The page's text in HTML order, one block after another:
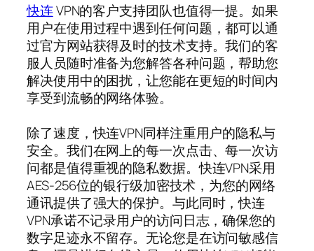
快连VPN的客户支持团队也值得一提。如果
用户在使用过程中遇到任何问题，都可以通
过官方网站获得及时的技术支持。我们的客
服人员随时准备为您解答各种问题，帮助您
解决使用中的困扰，让您能在更短的时间内
享受到流畅的网络体验。
除了速度，快连VPN同样注重用户的隐私与
安全。我们在网上的每一次点击、每一次访
问都是值得重视的隐私数据。快连VPN采用
AES-256位的银行级加密技术，为您的网络
通讯提供了强大的保护。与此同时，快连
VPN承诺不记录用户的访问日志，确保您的
数字足迹永不留存。无论您是在访问敏感信